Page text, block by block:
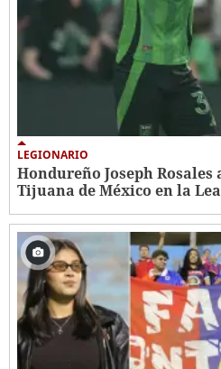
LEGIONARIO
Hondureño Joseph
Tijuana de México en la